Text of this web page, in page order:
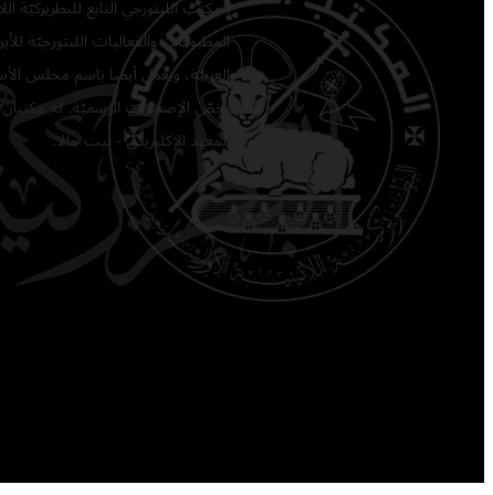
المكتب الليتورجي التابع
المطبوعات والفعاليات الليتورجيّة
العربيّة، ويعمل أيضًا باسم مجلس
يخصّ الإصدارات الرسميّة. له
المعهد الإكليريكي - بيت جالا.